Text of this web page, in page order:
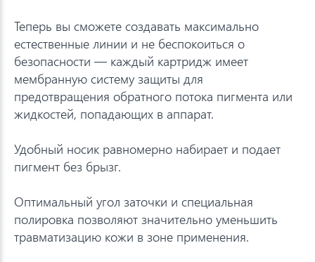
Теперь вы сможете создавать максимально
естественные линии и не беспокоиться о
безопасности — каждый картридж имеет
мембранную систему защиты для
предотвращения обратного потока пигмента или
жидкостей, попадающих в аппарат.
Удобный носик равномерно набирает и подает
пигмент без брызг.
Оптимальный угол заточки и специальная
полировка позволяют значительно уменьшить
травматизацию кожи в зоне применения.